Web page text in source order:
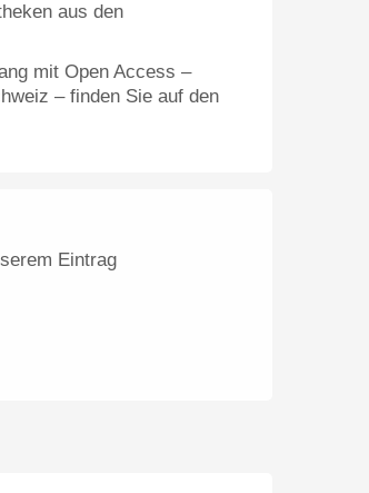
aus den
mit Open Access –
– finden Sie auf den
Eintrag